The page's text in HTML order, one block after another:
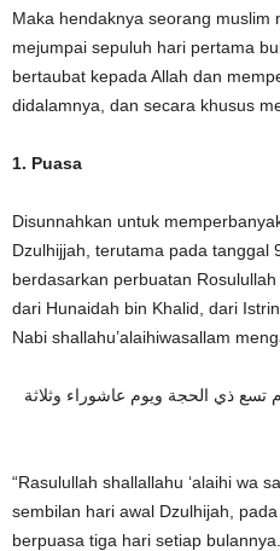
Maka hendaknya seorang muslim
mejumpai sepuluh hari pertama
bertaubat kepada Allah dan
didalamnya, dan secara khusus
1. Puasa
Disunnahkan untuk
Dzulhijjah, terutama pada tanggal
berdasarkan perbuatan
dari Hunaidah bin Khalid, dari
Nabi shallahu’alaihiwasallam
ذي الحجة ويوم عاشوراء وثلاثة
“Rasulullah shallallahu ‘alaihi wa
sembilan hari awal Dzulhijah,
berpuasa tiga hari setiap